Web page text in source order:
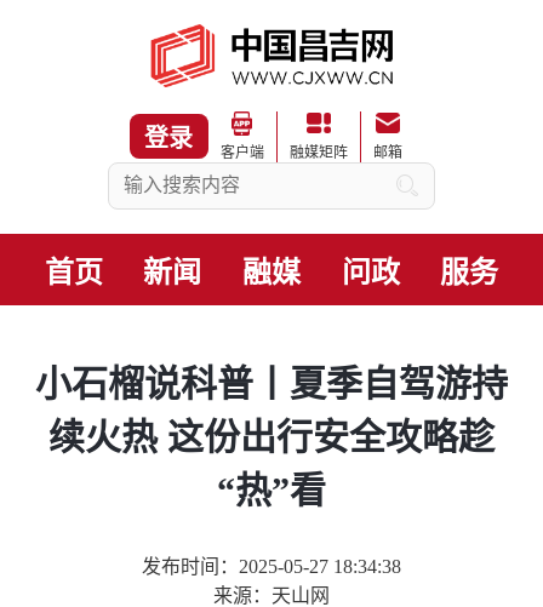
登录
客户端 融媒矩阵 邮箱
首页 新闻 融媒 问政 服务
小石榴说科普丨夏季自驾游持
续火热 这份出行安全攻略趁
“热”看
发布时间：2025-05-27 18:34:38
来源：天山网